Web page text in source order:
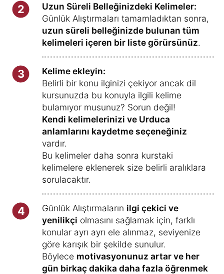
2
Uzun Süreli Belleğinizdeki Kelimeler:
Günlük Alıştırmaları tamamladıktan sonra,
uzun süreli belleğinizde bulunan tüm
kelimeleri içeren bir liste görürsünüz.
3
Kelime ekleyin:
Belirli bir konu ilginizi çekiyor ancak dil
kursunuzda bu konuyla ilgili kelime
bulamıyor musunuz? Sorun değil!
Kendi kelimelerinizi ve Urduca
anlamlarını kaydetme seçeneğiniz
vardır.
Bu kelimeler daha sonra kurstaki
kelimelere eklenerek size belirli aralıklara
sorulacaktır.
4 Günlük Alıştırmaların ilgi çekici ve
yenilikçi olmasını sağlamak için, farklı
konular ayrı ayrı ele alınmaz, seviyenize
göre karışık bir şekilde sunulur.
Böylece motivasyonunuz artar ve her
gün birkaç dakika daha fazla öğrenmek